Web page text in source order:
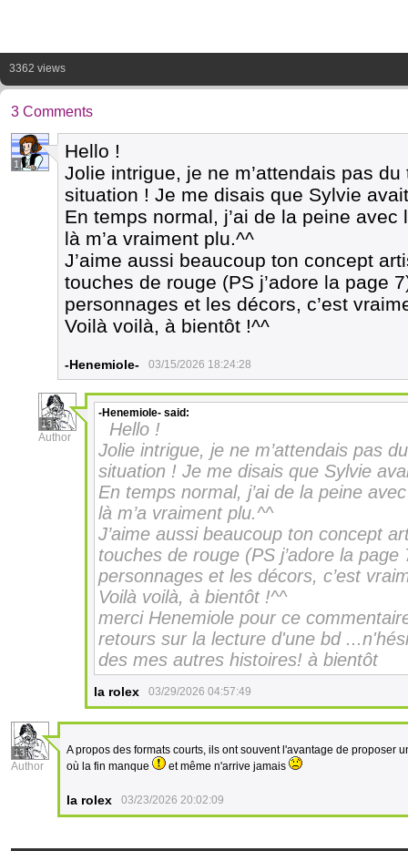
3362 views
3 Comments
1
Hello !
Jolie intrigue, je ne m’attendais pas
situation ! Je me disais que Sylvie
En temps normal, j’ai de la peine
là m’a vraiment plu.^^
J’aime aussi beaucoup ton concept
touches de rouge (PS j’adore la page
personnages et les décors, c’est
Voilà voilà, à bientôt !^^
-Henemiole- 03/15/2026 18:24:28
13
Author
-Henemiole- said:
Hello !
Jolie intrigue, je ne m’attendais pas
situation ! Je me disais que Sylvie
En temps normal, j’ai de la peine
là m’a vraiment plu.^^
J’aime aussi beaucoup ton concept
touches de rouge (PS j’adore la
personnages et les décors, c’est
Voilà voilà, à bientôt !^^
merci Henemiole pour ce
retours sur la lecture d'une bd
des mes autres histoires! à bientôt
la rolex 03/29/2026 04:57:49
13
Author
A propos des formats courts, ils ont souvent l'avantage de proposer
où la fin manque
et même n'arrive jamais
la rolex 03/23/2026 20:02:09